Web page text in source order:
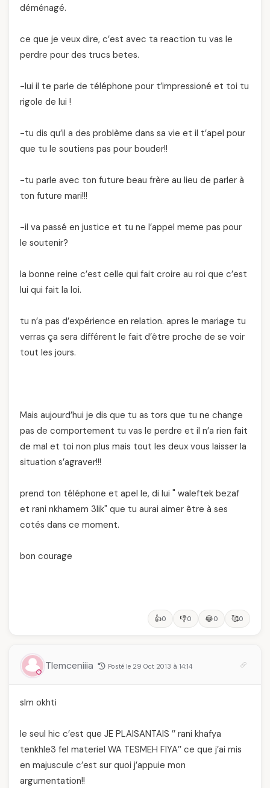
déménagé.
ce que je veux dire, c’est avec ta reaction tu vas le
perdre pour des trucs betes.
-lui il te parle de téléphone pour t’impressioné et toi tu
rigole de lui !
-tu dis qu’il a des problème dans sa vie et il t’apel pour
que tu le soutiens pas pour bouder!!
-tu parle avec ton future beau frère au lieu de parler à
ton future mari!!!
-il va passé en justice et tu ne l’appel meme pas pour
le soutenir?
la bonne reine c’est celle qui fait croire au roi que c’est
lui qui fait la loi.
tu n’a pas d’expérience en relation. apres le mariage tu
verras ça sera différent le fait d’être proche de se voir
tout les jours.
Mais aujourd’hui je dis que tu as tors que tu ne change
pas de comportement tu vas le perdre et il n’a rien fait
de mal et toi non plus mais tout les deux vous laisser la
situation s’agraver!!!
prend ton téléphone et apel le, di lui " waleftek bezaf
et rani nkhamem 3lik" que tu aurai aimer être à ses
cotés dans ce moment.
bon courage
👍0 👎0 😂0 🥰0
Tlemceniiia Posté le 29 Oct 2013 à 14:14
slm okhti
le seul hic c’est que JE PLAISANTAIS ’’ rani khafya
tenkhle3 fel materiel WA TESMEH FIYA’’ ce que j’ai mis
en majuscule c’est sur quoi j’appuie mon
argumentation!!